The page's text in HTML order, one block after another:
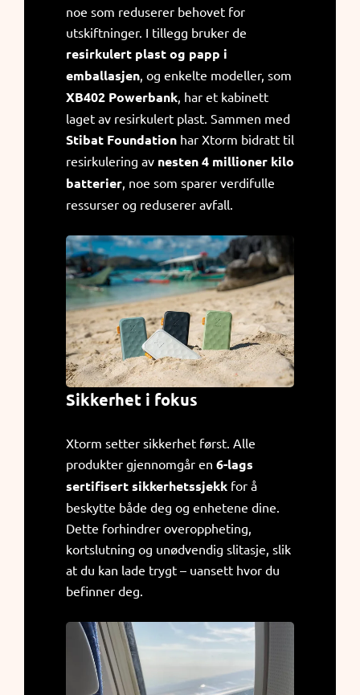
noe som reduserer behovet for
utskiftninger. I tillegg bruker de
resirkulert plast og papp i
emballasjen , og enkelte modeller, som
XB402 Powerbank , har et kabinett
laget av resirkulert plast. Sammen med
Stibat Foundation har Xtorm bidratt til
resirkulering av nesten 4 millioner kilo
batterier , noe som sparer verdifulle
ressurser og reduserer avfall.
Sikkerhet i fokus
Xtorm setter sikkerhet først. Alle
produkter gjennomgår en 6-lags
sertifisert sikkerhetssjekk for å
beskytte både deg og enhetene dine.
Dette forhindrer overoppheting,
kortslutning og unødvendig slitasje, slik
at du kan lade trygt – uansett hvor du
befinner deg.